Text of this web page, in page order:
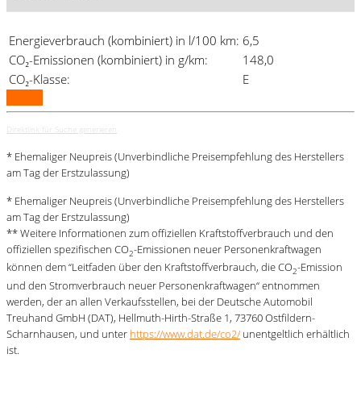
Energieverbrauch (kombiniert) in l/100 km: 6,5
CO₂-Emissionen (kombiniert) in g/km:
148,0
CO₂-Klasse:
E
Direktlink für Suche generieren
* Ehemaliger Neupreis (Unverbindliche Preisempfehlung des Herstellers
am Tag der Erstzulassung)
* Ehemaliger Neupreis (Unverbindliche Preisempfehlung des Herstellers
am Tag der Erstzulassung)
** Weitere Informationen zum offiziellen Kraftstoffverbrauch und den
offiziellen spezifischen CO2-Emissionen neuer Personenkraftwagen
können dem “Leitfaden über den Kraftstoffverbrauch, die CO2-Emission
und den Stromverbrauch neuer Personenkraftwagen“ entnommen
werden, der an allen Verkaufsstellen, bei der Deutsche Automobil
Treuhand GmbH (DAT), Hellmuth-Hirth-Straße 1, 73760 Ostfildern-
Scharnhausen, und unter https://www.dat.de/co2/unentgeltlich erhältlich
ist.